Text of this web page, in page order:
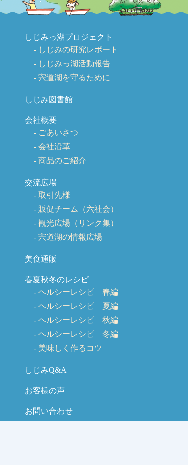
しじみっ湖プロジェクト
しじみの研究レポート
しじみっ湖活動報告
宍道湖を守るために
しじみ図書館
会社概要
ごあいさつ
会社沿革
商品のご紹介
交流広場
取引先様
販促チーム（六社会）
観光広場（リンク集）
宍道湖の情報広場
美食通販
春夏秋冬のレシピ
ヘルシーレシピ 春編
ヘルシーレシピ 夏編
ヘルシーレシピ 秋編
ヘルシーレシピ 冬編
美味しく作るコツ
しじみQ&A
お客様の声
お問い合わせ